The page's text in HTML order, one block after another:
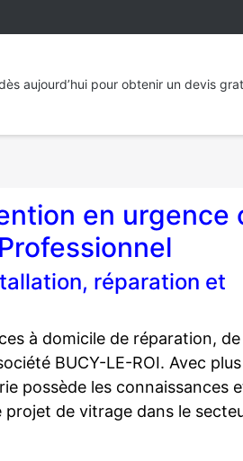
aujourd’hui pour obtenir un devis
en urgence
réparation et
à domicile de réparation, de
BUCY-LE-ROI. Avec plus
possède les connaissances
projet de vitrage dans le